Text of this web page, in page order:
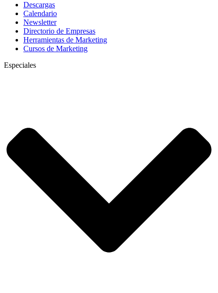
Descargas
Calendario
Newsletter
Directorio de Empresas
Herramientas de Marketing
Cursos de Marketing
Especiales